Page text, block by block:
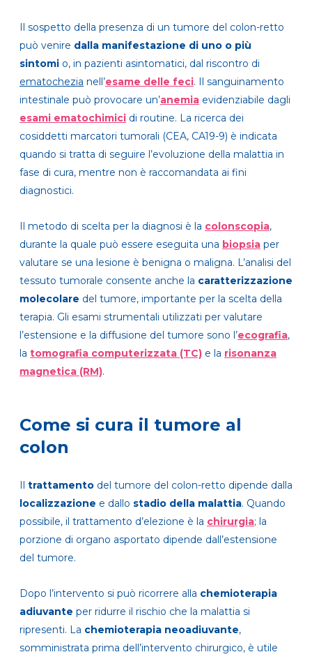
Il sospetto della presenza di un tumore del colon-retto
può venire dalla manifestazione di uno o più
sintomi o, in pazienti asintomatici, dal riscontro di
ematochezia nell’esame delle feci. Il sanguinamento
intestinale può provocare un’anemia evidenziabile dagli
esami ematochimici di routine. La ricerca dei
cosiddetti marcatori tumorali (CEA, CA19-9) è indicata
quando si tratta di seguire l’evoluzione della malattia in
fase di cura, mentre non è raccomandata ai fini
diagnostici.
Il metodo di scelta per la diagnosi è la colonscopia,
durante la quale può essere eseguita una biopsia per
valutare se una lesione è benigna o maligna. L’analisi del
tessuto tumorale consente anche la caratterizzazione
molecolare del tumore, importante per la scelta della
terapia. Gli esami strumentali utilizzati per valutare
l’estensione e la diffusione del tumore sono l’ecografia,
la tomografia computerizzata (TC) e la risonanza
magnetica (RM).
Come si cura il tumore al
colon
Il trattamento del tumore del colon-retto dipende dalla
localizzazione e dallo stadio della malattia. Quando
possibile, il trattamento d’elezione è la chirurgia; la
porzione di organo asportato dipende dall’estensione
del tumore.
Dopo l’intervento si può ricorrere alla chemioterapia
adiuvante per ridurre il rischio che la malattia si
ripresenti. La chemioterapia neoadiuvante,
somministrata prima dell’intervento chirurgico, è utile